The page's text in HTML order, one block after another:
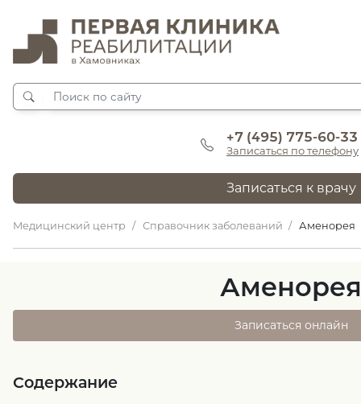
+7 (495) 775-60-33
Записаться по телефону
Записаться к врачу
Медицинский центр Справочник заболеваний Аменорея
Аменорея
Записаться онлайн
Содержание